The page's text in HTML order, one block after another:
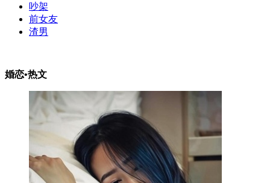
吵架
前女友
渣男
婚恋•热文